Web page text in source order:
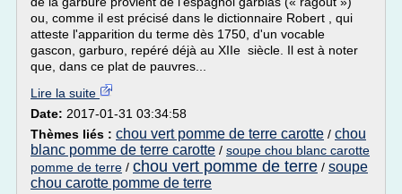
ou, comme il est précisé dans le dictionnaire Robert , qui
atteste l'apparition du terme dès 1750, d'un vocable
gascon, garburo, repéré déjà au XIIe siècle. Il est à noter
que, dans ce plat de pauvres...
Lire la suite
Date: 2017-01-31 03:34:58
Thèmes liés : chou vert pomme de terre carotte / chou
blanc pomme de terre carotte / soupe chou blanc carotte
pomme de terre / chou vert pomme de terre / soupe
chou carotte pomme de terre